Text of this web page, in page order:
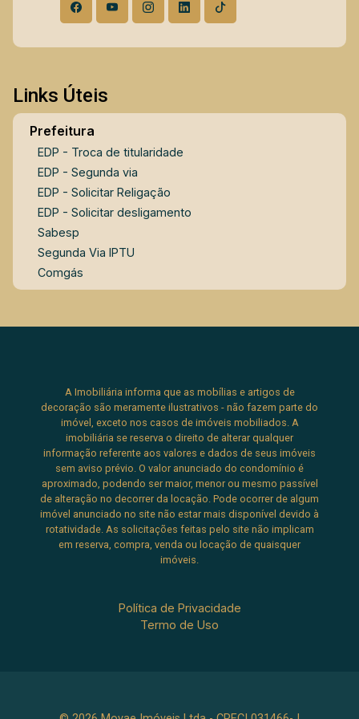
Dutra em andamento ) agende sua vista com
Links Úteis
Prefeitura
EDP - Troca de titularidade
EDP - Segunda via
EDP - Solicitar Religação
EDP - Solicitar desligamento
Sabesp
Segunda Via IPTU
Comgás
A Imobiliária informa que as mobílias e artigos de
decoração são meramente ilustrativos - não fazem parte do
imóvel, exceto nos casos de imóveis mobiliados. A
imobiliária se reserva o direito de alterar qualquer
informação referente aos valores e dados de seus imóveis
sem aviso prévio. O valor anunciado do condomínio é
aproximado, podendo ser maior, menor ou mesmo passível
de alteração no decorrer da locação. Pode ocorrer de algum
imóvel anunciado no site não estar mais disponível devido à
rotatividade. As solicitações feitas pelo site não implicam
em reserva, compra, venda ou locação de quaisquer
imóveis.
Política de Privacidade
Termo de Uso